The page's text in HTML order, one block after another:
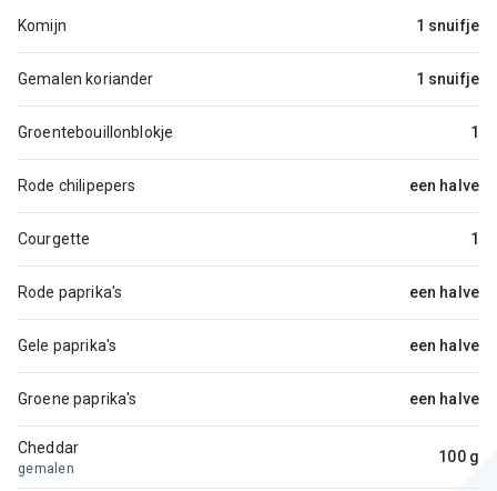
Komijn 1 snuifje
Gemalen koriander 1 snuifje
Groentebouillonblokje 1
Rode chilipepers een halve
Courgette 1
Rode paprika's een halve
Gele paprika's een halve
Groene paprika's een halve
Cheddar
gemalen
100 g